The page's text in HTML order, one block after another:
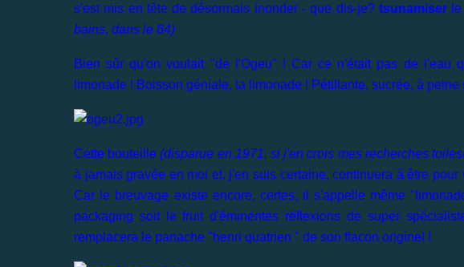
s'est mis en tête de désormais inonder - que dis-je? tsunamiserle
bains, dans le 64)
Bien sûr qu'on voulait "de l'Ogeu" ! Car ce n'était pas de l'eau
limonade ! Boisson géniale, la limonade ! Pétillante, sucrée, à peine
Cette bouteille(disparue en 1971, si j'en crois mes recherches
à jamais gravée en moi et, j'en suis certaine, continuera à être
Car le breuvage existe encore, certes, il s'appelle même
packaging soit le fruit d'éminentes réflexions de super
remplacera le panache "henri quatrien " de son flacon originel !